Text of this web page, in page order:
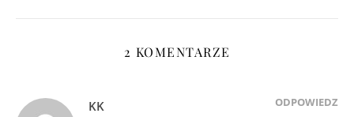
2 KOMENTARZE
KK ODPOWIEDZ